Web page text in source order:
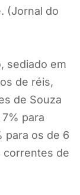
(Jornal do
sediado em
de réis,
de Souza
para
para os de 6
correntes de